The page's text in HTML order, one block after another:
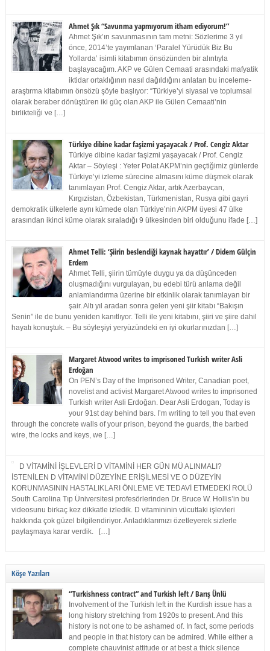
Ahmet Şık “Savunma yapmıyorum itham ediyorum!”
Ahmet Şık’ın savunmasının tam metni: Sözlerime 3 yıl
önce, 2014’te yayımlanan ‘Paralel Yürüdük Biz Bu
Yollarda’ isimli kitabımın önsözünden bir alıntıyla
başlayacağım. AKP ve Gülen Cemaati arasındaki mafyatik
iktidar ortaklığının nasıl dağıldığını anlatan bu inceleme-
araştırma kitabımın önsözü şöyle başlıyor: “Türkiye’yi siyasal ve toplumsal
olarak beraber dönüştüren iki güç olan AKP ile Gülen Cemaati’nin
birlikteliği ve […]
Türkiye dibine kadar faşizmi yaşayacak / Prof. Cengiz Aktar
Türkiye dibine kadar faşizmi yaşayacak / Prof. Cengiz
Aktar – Söyleşi : Yeter Polat AKPM’nin geçtiğimiz günlerde
Türkiye’yi izleme sürecine almasını küme düşmek olarak
tanımlayan Prof. Cengiz Aktar, artık Azerbaycan,
Kırgızistan, Özbekistan, Türkmenistan, Rusya gibi gayri
demokratik ülkelerle aynı kümede olan Türkiye’nin AKPM üyesi 47 ülke
arasından ikinci küme olarak sıraladığı 9 ülkesinden biri olduğunu ifade […]
Ahmet Telli: ‘Şiirin beslendiği kaynak hayattır’ / Didem Gülçin
Erdem
Ahmet Telli, şiirin tümüyle duygu ya da düşünceden
oluşmadığını vurgulayan, bu edebi türü anlama değil
anlamlandırma üzerine bir etkinlik olarak tanımlayan bir
şair. Altı yıl aradan sonra gelen yeni şiir kitabı “Bakışın
Senin” ile de bunu yeniden kanıtlıyor. Telli ile yeni kitabını, şiiri ve şiire dahil
hayatı konuştuk. – Bu söyleşiyi yeryüzündeki en iyi okurlarınızdan […]
Margaret Atwood writes to imprisoned Turkish writer Asli
Erdoğan
On PEN’s Day of the Imprisoned Writer, Canadian poet,
novelist and activist Margaret Atwood writes to imprisoned
Turkish writer Asli Erdoğan. Dear Asli Erdogan, Today is
your 91st day behind bars. I’m writing to tell you that even
through the concrete walls of your prison, beyond the guards, the barbed
wire, the locks and keys, we […]
D VİTAMİNİ İŞLEVLERİ D VİTAMİNİ HER GÜN MÜ ALINMALI?
İSTENİLEN D VİTAMİNİ DÜZEYİNE ERİŞİLMESİ VE O DÜZEYİN
KORUNMASININ HASTALIKLARI ÖNLEME VE TEDAVİ ETMEDEKİ ROLÜ
South Carolina Tıp Üniversitesi profesörlerinden Dr. Bruce W. Hollis’in bu
videosunu birkaç kez dikkatle izledik. D vitamininin vücuttaki işlevleri
hakkında çok güzel bilgilendiriyor. Anladıklarımızı özetleyerek sizlerle
paylaşmaya karar verdik. […]
Köşe Yazıları
“Turkishness contract” and Turkish left / Barış Ünlü
Involvement of the Turkish left in the Kurdish issue has a
long history stretching from 1920s to present. And this
history is not one to be ashamed of. In fact, some periods
and people in that history can be admired. While either a
complete chauvinist attitude or at best a thick silence